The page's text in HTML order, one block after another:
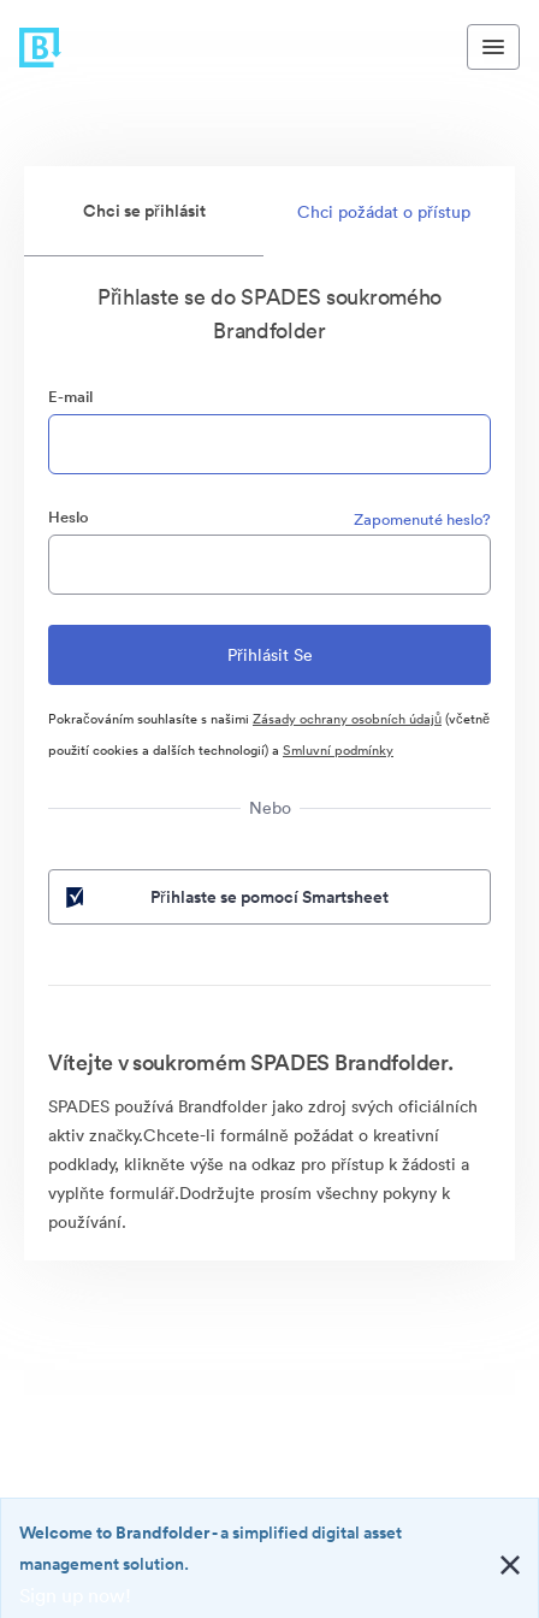
Chci se přihlásit Chci požádat o přístup
Přihlaste se do SPADES soukromého
Brandfolder
E-mail
Heslo Zapomenuté heslo?
Pokračováním souhlasíte s našimi Zásady ochrany osobních údajů(včetně
použití cookies a dalších technologií) a Smluvní podmínky
Nebo
Přihlaste se pomocí Smartsheet
Vítejte v soukromém SPADES Brandfolder.
SPADES používá Brandfolder jako zdroj svých oficiálních
aktiv značky.Chcete-li formálně požádat o kreativní
podklady, klikněte výše na odkaz pro přístup k žádosti a
vyplňte formulář.Dodržujte prosím všechny pokyny k
používání.
Welcome to Brandfolder- a simplified digital asset
management solution.